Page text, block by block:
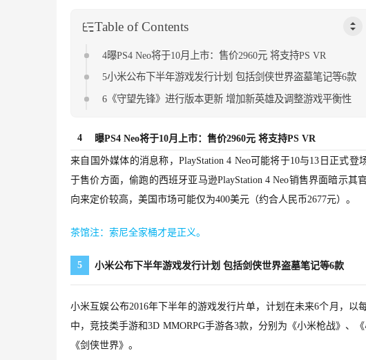
Table of Contents
4曝PS4 Neo将于10月上市：售价2960元 将支持PS VR
5小米公布下半年游戏发行计划 包括剑侠世界盗墓笔记等6款
6《守望先锋》进行版本更新 增加新英雄及调整游戏平衡性
4 曝PS4 Neo将于10月上市：售价2960元 将支持PS VR
来自国外媒体的消息称，PlayStation 4 Neo可能将于10与13日正式
于售价方面，偷跑的西班牙亚马逊PlayStation 4 Neo销售界面暗示
向来定价较高，美国市场可能仅为400美元（约合人民币2677元）。
茶馆注：索尼全家桶才是正义。
5 小米公布下半年游戏发行计划 包括剑侠世界盗墓笔记等6款
小米互娱公布2016年下半年的游戏发行片单，计划在未来6个月，
中，竞技类手游和3D MMORPG手游各3款，分别为《小米枪战》、
《剑侠世界》。